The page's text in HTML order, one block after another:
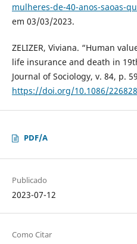
mulheres-de-40-anos-saoas-
em 03/03/2023.
ZELIZER, Viviana. “Human
life insurance and death in
Journal of Sociology, v. 84, p.
https://doi.org/10.1086/226828
PDF/A
Publicado
2023-07-12
Como Citar